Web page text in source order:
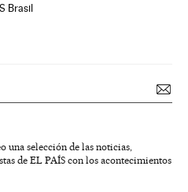
Brasil
una selección de las noticias,
de EL PAÍS con los acontecimientos